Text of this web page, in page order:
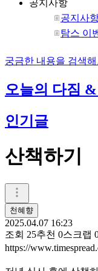
공지사항
공지사
탐스 이
궁금한 내용을 검색
오늘의 다짐
인기글
산책하기
천혜향
2025.04.07 16:23
조회 25추천 0스크랩
https://